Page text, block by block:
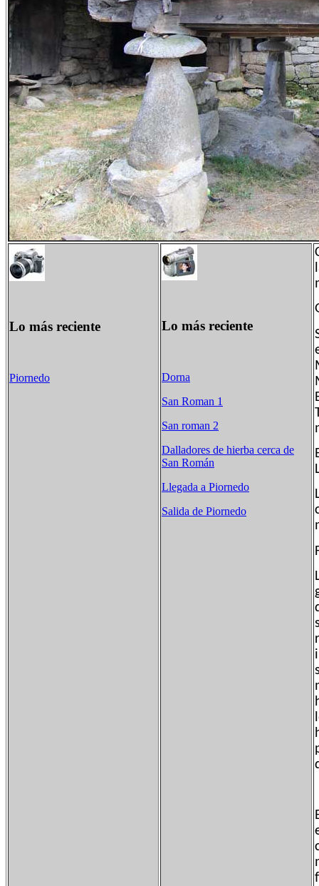
Lo más reciente
Piornedo
Lo más reciente
Dorna
San Roman 1
San roman 2
Dalladores de hierba cerca de
San Román
Llegada a Piornedo
Salida de Piornedo